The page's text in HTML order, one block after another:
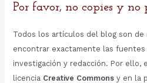
Por favor, no copies y no
Todos los artículos del blog son de
encontrar exactamente las
investigación y redacción. Por ello,
licencia Creative Commonsy en la